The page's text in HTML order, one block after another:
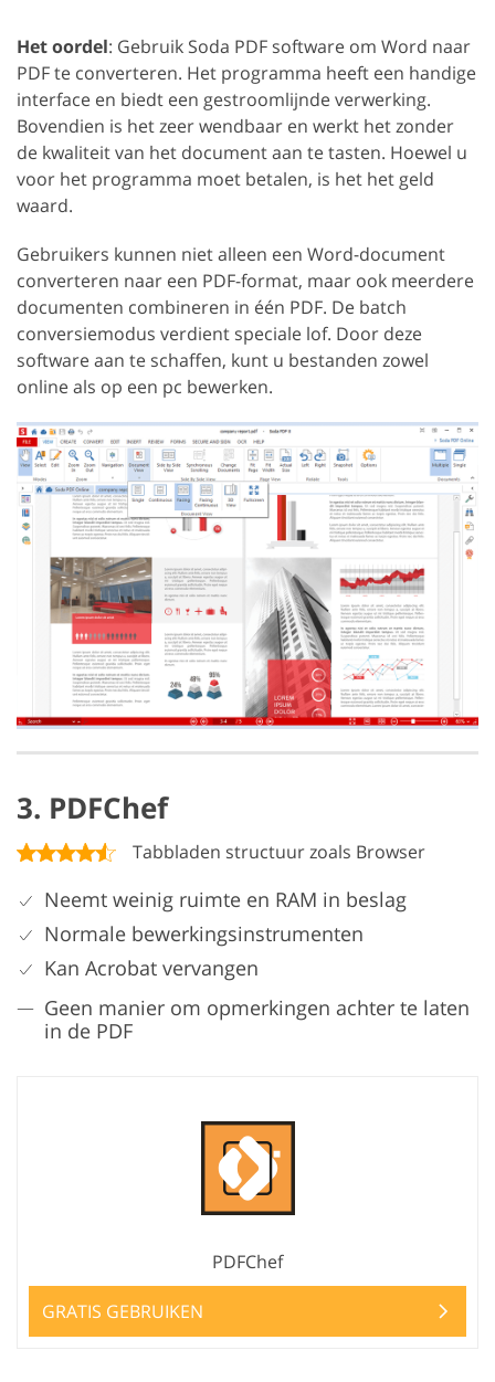
Het oordel: Gebruik Soda PDF software om Word naar
PDF te converteren. Het programma heeft een handige
interface en biedt een gestroomlijnde verwerking.
Bovendien is het zeer wendbaar en werkt het zonder
de kwaliteit van het document aan te tasten. Hoewel u
voor het programma moet betalen, is het het geld
waard.
Gebruikers kunnen niet alleen een Word-document
converteren naar een PDF-format, maar ook meerdere
documenten combineren in één PDF. De batch
conversiemodus verdient speciale lof. Door deze
software aan te schaffen, kunt u bestanden zowel
online als op een pc bewerken.
3. PDFChef
Tabbladen structuur zoals Browser
Neemt weinig ruimte en RAM in beslag
Normale bewerkingsinstrumenten
Kan Acrobat vervangen
Geen manier om opmerkingen achter te laten
in de PDF
PDFChef
GRATIS GEBRUIKEN